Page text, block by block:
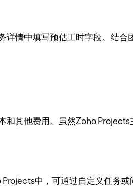
详情中填写预估工时字段。结
和其他费用。虽然Zoho
中，可通过自定义任务